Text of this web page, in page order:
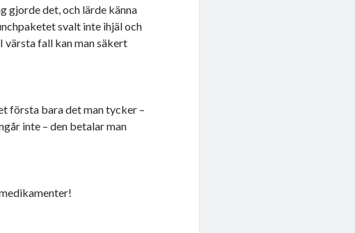
gjorde det, och lärde känna
svalt inte ihjäl och
värsta fall kan man säkert
första bara det man tycker –
inte – den betalar man